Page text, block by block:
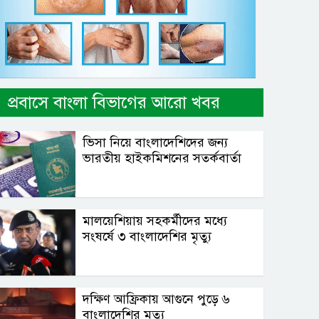
প্রবাসে বাংলা বিভাগের আরো খবর
ভিসা নিয়ে বাংলাদেশিদের জন্য
ভারতীয় হাইকমিশনের সতর্কবার্তা
মালয়েশিয়ায় সহকর্মীদের মধ্যে
সংষর্ষে ৩ বাংলাদেশির মৃত্যু
দক্ষিণ আফ্রিকায় আগুনে পুড়ে ৬
বাংলাদেশির মৃত্যু